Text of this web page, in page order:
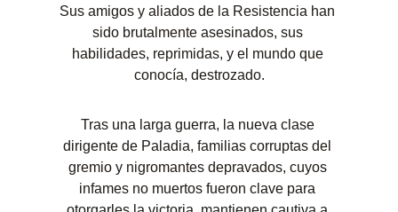
Sus amigos y aliados de la Resistencia han
sido brutalmente asesinados, sus
habilidades, reprimidas, y el mundo que
conocía, destrozado.
Tras una larga guerra, la nueva clase
dirigente de Paladia, familias corruptas del
gremio y nigromantes depravados, cuyos
infames no muertos fueron clave para